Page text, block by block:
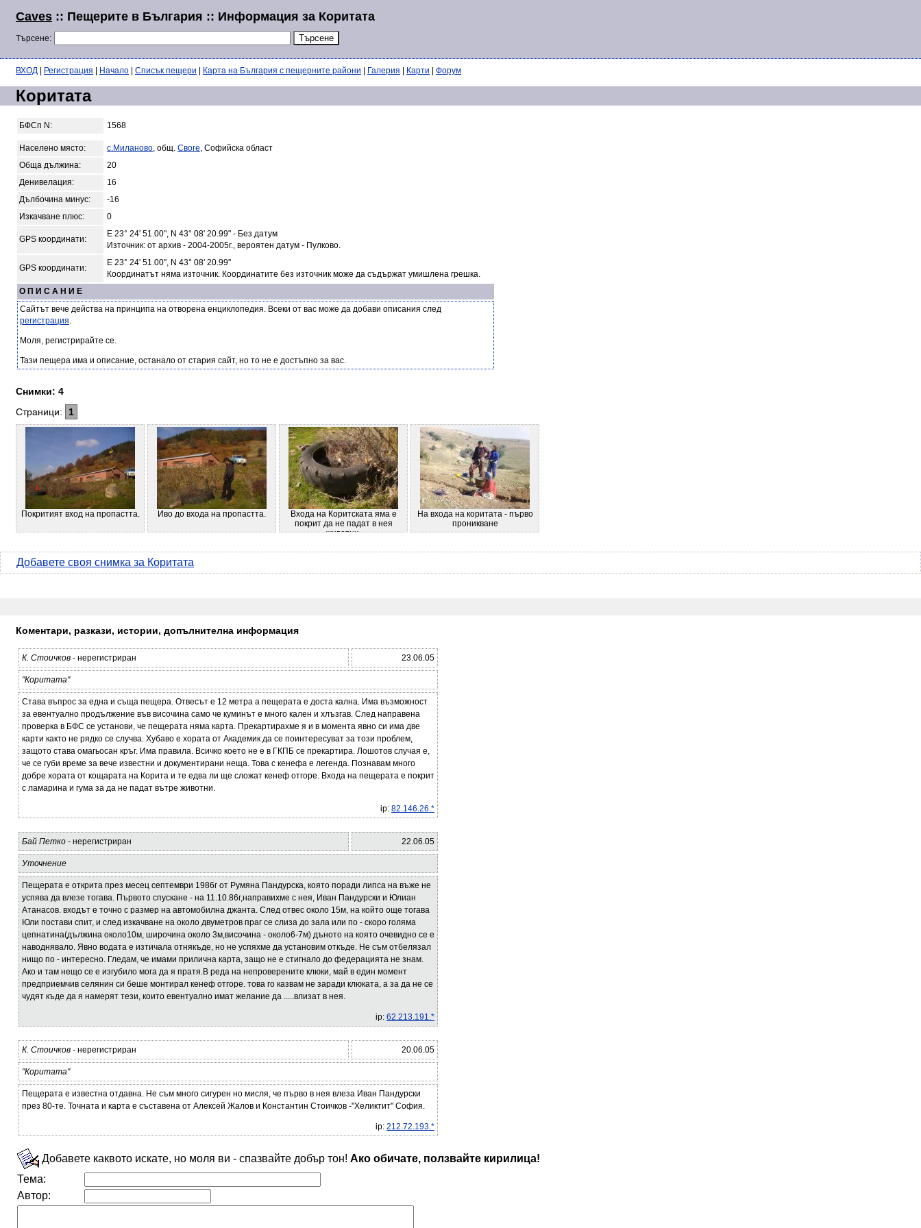
Caves :: Пещерите в България :: Информация за Коритата
Търсене:
ВХОД Регистрация Начало Списък пещери Карта на България с пещерните райони Галерия Карти Форум
Коритата
БФСп N: 1568
Населено място: с.Миланово, общ. Своге, Софийска област
Обща дължина:
20
Денивелация:
16
Дълбочина минус:
-16
Изкачване плюс:
0
GPS координати:
E 23° 24' 51.00", N 43° 08' 20.99" - Без датум
Източник: от архив - 2004-2005г., вероятен датум - Пулково.
GPS координати:
E 23° 24' 51.00'', N 43° 08' 20.99''
Координатът няма източник. Координатите без източник може да съдържат умишлена грешка.
О П И С А Н И Е
Сайтът вече действа на принципа на отворена енциклопедия. Всеки от вас може да добави описания след
регистрация.
Моля, регистрирайте се.
Тази пещера има и описание, останало от стария сайт, но то не е достъпно за вас.
Снимки: 4
Страници:
1
Покритият вход на пропастта. Иво до входа на пропастта.
Входа на Коритската яма е
покрит да не падат в нея
животни.
На входа на коритата - първо
проникване
Добавете своя снимка за Коритата
Коментари, разкази, истории, допълнителна информация
К. Стоичков - нерегистриран 23.06.05
"Коритата"
Става въпрос за една и съща пещера. Отвесът е 12 метра а пещерата е доста кална. Има възможност
за евентуално продължение във височина само че куминът е много кален и хлъзгав. След направена
проверка в БФС се установи, че пещерата няма карта. Прекартирахме я и в момента явно си има две
карти както не рядко се случва. Хубаво е хората от Академик да се поинтересуват за този проблем,
защото става омагьосан кръг. Има правила. Всичко което не е в ГКПБ се прекартира. Лошотов случая е,
че се губи време за вече известни и документирани неща. Това с кенефа е легенда. Познавам много
добре хората от кощарата на Корита и те едва ли ще сложат кенеф отгоре. Входа на пещерата е покрит
с ламарина и гума за да не падат вътре животни.
ip: 82.146.26.*
Бай Петко - нерегистриран 22.06.05
Уточнение
Пещерата е открита през месец септември 1986г от Румяна Пандурска, която поради липса на въже не
успява да влезе тогава. Първото спускане - на 11.10.86г,направихме с нея, Иван Пандурски и Юлиан
Атанасов. входът е точно с размер на автомобилна джанта. След отвес около 15м, на който още тогава
Юли постави спит, и след изкачване на около двуметров праг се слиза до зала или по - скоро голяма
цепнатина(дължина около10м, широчина около 3м,височина - около6-7м) дъното на която очевидно се е
наводнявало. Явно водата е изтичала отнякъде, но не успяхме да установим откъде. Не съм отбелязал
нищо по - интересно. Гледам, че имами прилична карта, защо не е стигнало до федерацията не знам.
Ако и там нещо се е изгубило мога да я пратя.В реда на непроверените клюки, май в един момент
предприемчив селянин си беше монтирал кенеф отгоре. това го казвам не заради клюката, а за да не се
чудят къде да я намерят тези, които евентуално имат желание да .....влизат в нея.
ip: 62.213.191.*
К. Стоичков - нерегистриран 20.06.05
"Коритата"
Пещерата е известна отдавна. Не съм много сигурен но мисля, че първо в нея влеза Иван Пандурски
през 80-те. Точната и карта е съставена от Алексей Жалов и Константин Стоичков -"Хеликтит" София.
ip: 212.72.193.*
Добавете каквото искате, но моля ви - спазвайте добър тон! Ако обичате, ползвайте кирилица!
Тема:
Автор: